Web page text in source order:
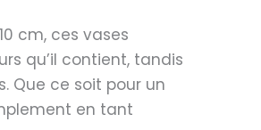
cm, ces vases
qu’il contient, tandis
Que ce soit pour un
en tant